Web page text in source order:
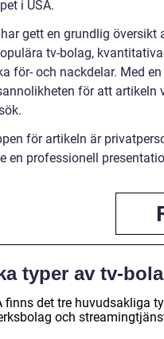
i USA.
gett en grundlig översikt
tv-bolag,
för- och nackdelar. Med
för att artikeln
för artikeln är
en professionell
typer av tv-
finns det tre huvudsakliga
och